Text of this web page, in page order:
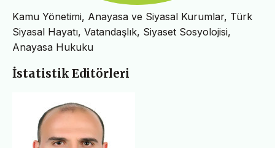
Kamu Yönetimi, Anayasa ve Siyasal Kurumlar, Türk
Siyasal Hayatı, Vatandaşlık, Siyaset Sosyolojisi,
Anayasa Hukuku
İstatistik Editörleri